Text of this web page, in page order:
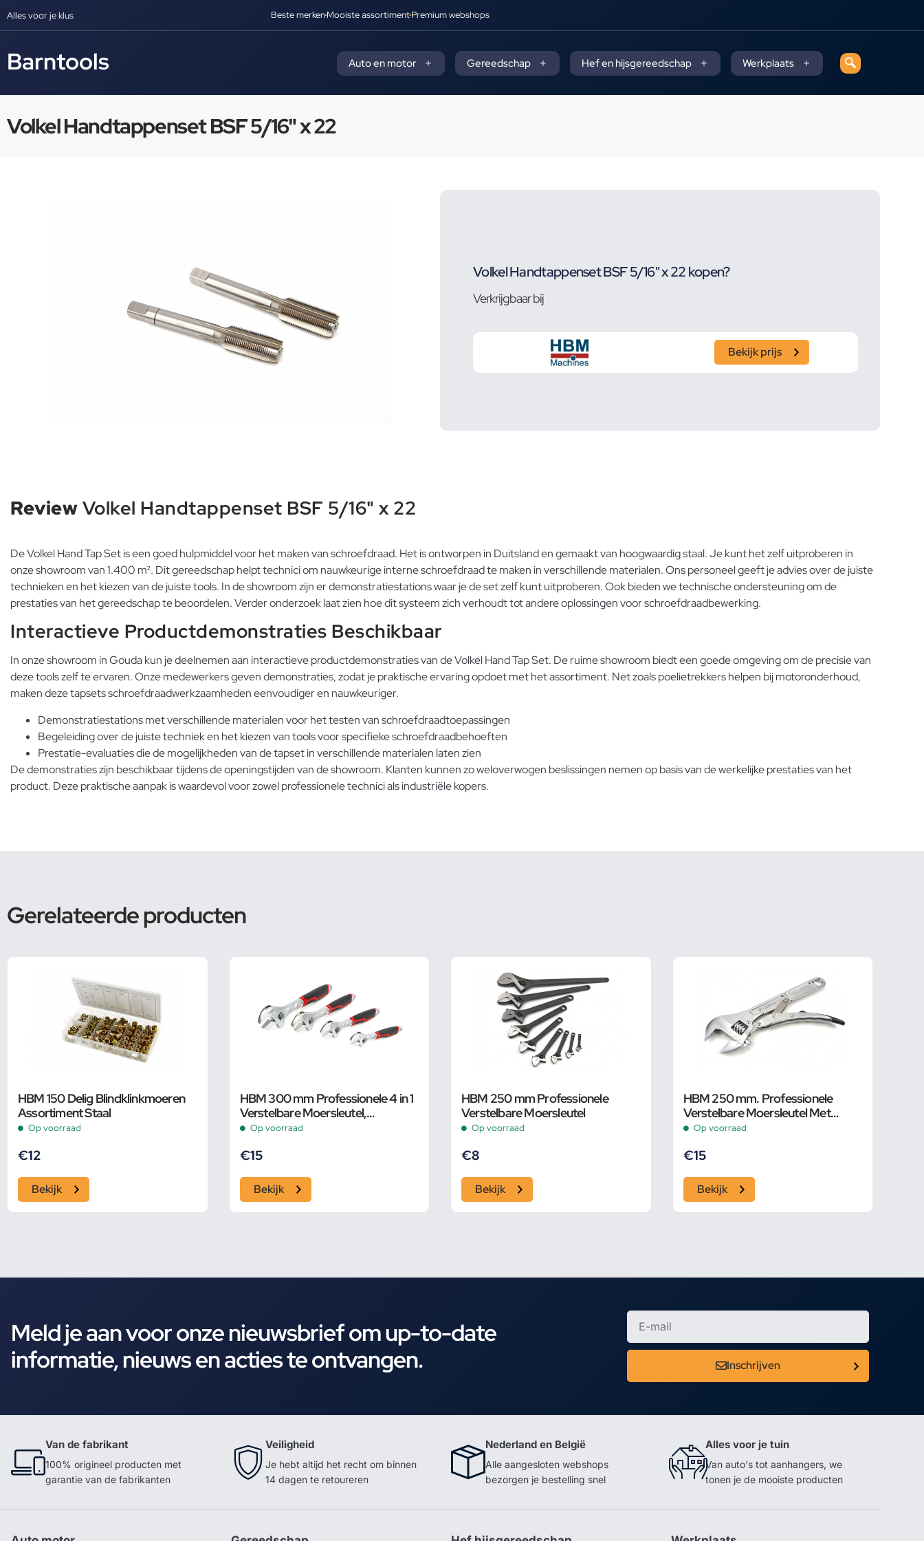
Alles voor je klus Beste merkenMooiste assortimentPremium webshops
Barntools Auto en motor Gereedschap Hef en hijsgereedschap Werkplaats
Volkel Handtappenset BSF 5/16" x 22
Volkel Handtappenset BSF 5/16" x 22 kopen?
Verkrijgbaar bij
Bekijk prijs
ReviewVolkel Handtappenset BSF 5/16" x 22
De Volkel Hand Tap Set is een goed hulpmiddel voor het maken van schroefdraad. Het is ontworpen in Duitsland en gemaakt van hoogwaardig staal. Je kunt het zelf uitproberen in
onze showroom van 1.400 m². Dit gereedschap helpt technici om nauwkeurige interne schroefdraad te maken in verschillende materialen. Ons personeel geeft je advies over de juiste
technieken en het kiezen van de juiste tools. In de showroom zijn er demonstratiestations waar je de set zelf kunt uitproberen. Ook bieden we technische ondersteuning om de
prestaties van het gereedschap te beoordelen. Verder onderzoek laat zien hoe dit systeem zich verhoudt tot andere oplossingen voor schroefdraadbewerking.
Interactieve Productdemonstraties Beschikbaar
In onze showroom in Gouda kun je deelnemen aan interactieve productdemonstraties van de Volkel Hand Tap Set. De ruime showroom biedt een goede omgeving om de precisie van
deze tools zelf te ervaren. Onze medewerkers geven demonstraties, zodat je praktische ervaring opdoet met het assortiment. Net zoals poelietrekkers helpen bij motoronderhoud,
maken deze tapsets schroefdraadwerkzaamheden eenvoudiger en nauwkeuriger.
Demonstratiestations met verschillende materialen voor het testen van schroefdraadtoepassingen
Begeleiding over de juiste techniek en het kiezen van tools voor specifieke schroefdraadbehoeften
Prestatie-evaluaties die de mogelijkheden van de tapset in verschillende materialen laten zien
De demonstraties zijn beschikbaar tijdens de openingstijden van de showroom. Klanten kunnen zo weloverwogen beslissingen nemen op basis van de werkelijke prestaties van het
product. Deze praktische aanpak is waardevol voor zowel professionele technici als industriële kopers.
Gerelateerde producten
HBM 150 Delig Blindklinkmoeren
Assortiment Staal
Op voorraad
€12
Bekijk
HBM 300 mm Professionele 4 in 1
Verstelbare Moersleutel,
Pijpsleutel
Op voorraad
€15
Bekijk
HBM 250 mm Professionele
Verstelbare Moersleutel
Op voorraad
€8
Bekijk
HBM 250 mm. Professionele
Verstelbare Moersleutel Met
Griptang Functie
Op voorraad
€15
Bekijk
Meld je aan voor onze nieuwsbrief om up-to-date
informatie, nieuws en acties te ontvangen.
Inschrijven
Van de fabrikant
100% origineel producten met
garantie van de fabrikanten
Veiligheid
Je hebt altijd het recht om binnen
14 dagen te retoureren
Nederland en België
Alle aangesloten webshops
bezorgen je bestelling snel
Alles voor je tuin
Van auto's tot aanhangers, we
tonen je de mooiste producten